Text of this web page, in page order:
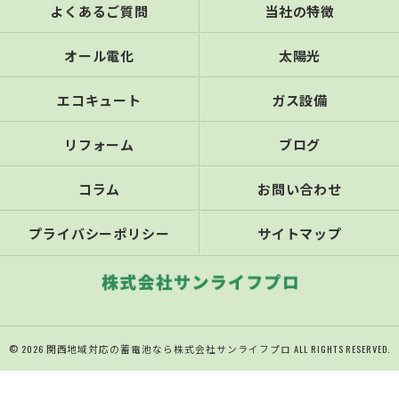
よくあるご質問 当社の特徴
オール電化 太陽光
エコキュート ガス設備
リフォーム ブログ
コラム お問い合わせ
プライバシーポリシー サイトマップ
© 2026 関西地域対応の蓄電池なら株式会社サンライフプロ ALL RIGHTS RESERVED.